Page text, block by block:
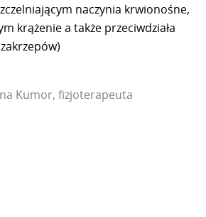
naczynia krwionośne,
krążenie a także przeciwdziała
Kumor, fizjoterapeuta